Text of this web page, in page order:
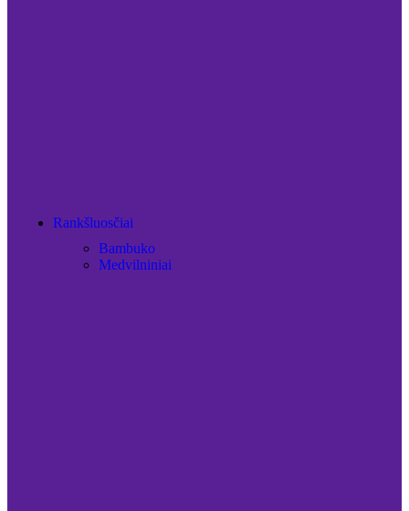
Rankšluosčiai
Bambuko
Medvilniniai